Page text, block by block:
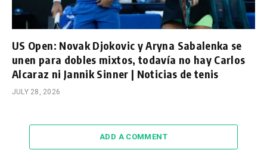
US Open: Novak Djokovic y Aryna Sabalenka se
unen para dobles mixtos, todavía no hay Carlos
Alcaraz ni Jannik Sinner | Noticias de tenis
JULY 28, 2026
ADD A COMMENT